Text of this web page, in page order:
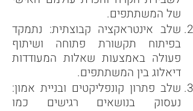
של המשתתפים.
שלב אינטראקציה קבוצתית: נתמקד
בפיתוח תקשורת פתוחה ושיתוף
פעולה באמצעות שאלות המעודדות
דיאלוג בין המשתתפים.
שלב פתרון קונפליקטים ובניית אמון:
נעסוק בנושאים רגישים כמו